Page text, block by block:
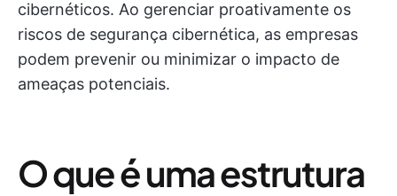
cibernéticos. Ao gerenciar proativamente os
riscos de segurança cibernética, as empresas
podem prevenir ou minimizar o impacto de
ameaças potenciais.
O que é uma estrutura